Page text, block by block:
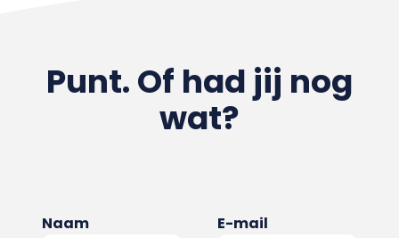
Punt. Of had jij nog
wat?
Naam E-mail